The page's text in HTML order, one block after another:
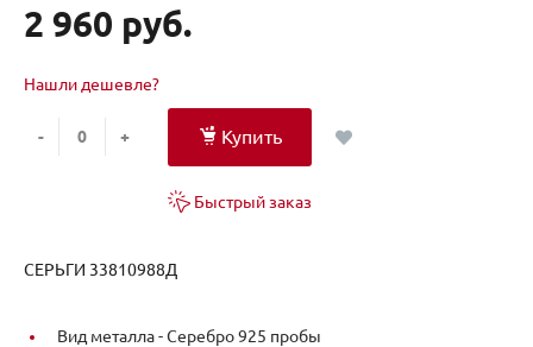
2 960 руб.
Нашли дешевле?
- + Купить
Быстрый заказ
СЕРЬГИ 33810988Д
Вид металла -Серебро 925 пробы